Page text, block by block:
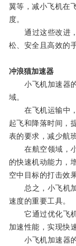
翼等，减小飞机在
度。
通过这些改进，
松、安全且高效的
冲浪猫加速器
小飞机加速器的
域。
在飞机运输中，
起飞和降落时间，
表的要求，减少航
在航空领域，小
的快速机动能力，
空中目标的打击效果
总之，小飞机加
速度的重要工具。
它通过优化飞机
加速性能，实现快
小飞机加速器的